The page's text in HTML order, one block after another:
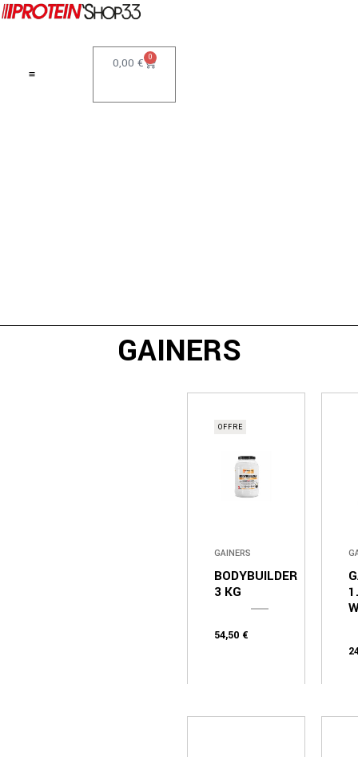
0,00€ 0
GAINERS
GAINERS
BODYBUILDER
3 KG
54,50 €
OFFRE